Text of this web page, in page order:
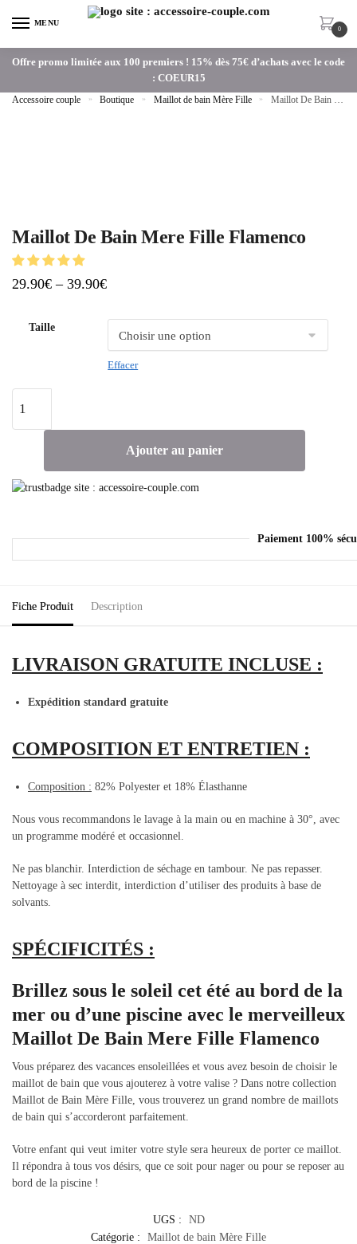
MENU
0
Offre promo limitée aux 100 premiers ! 15% dès 75€ d’achats avec le code
: COEUR15
Accessoire couple » Boutique » Maillot de bain Mère Fille » Maillot De Bain Mere Fille Flamenco
Maillot De Bain Mere Fille Flamenco
29.90€ – 39.90€
Taille
Effacer
Ajouter au panier
Paiement 100%
Fiche Produit Description
LIVRAISON GRATUITE INCLUSE :
Expédition standard gratuite
COMPOSITION ET ENTRETIEN :
Composition : 82% Polyester et 18% Élasthanne
Nous vous recommandons le lavage à la main ou en machine à 30°, avec
un programme modéré et occasionnel.
Ne pas blanchir. Interdiction de séchage en tambour. Ne pas repasser.
Nettoyage à sec interdit, interdiction d’utiliser des produits à base de
solvants.
SPÉCIFICITÉS :
Brillez sous le soleil cet été au bord de la
mer ou d’une piscine avec le merveilleux
Maillot De Bain Mere Fille Flamenco
Vous préparez des vacances ensoleillées et vous avez besoin de choisir le
maillot de bain que vous ajouterez à votre valise ? Dans notre collection
Maillot de Bain Mère Fille, vous trouverez un grand nombre de maillots
de bain qui s’accorderont parfaitement.
Votre enfant qui veut imiter votre style sera heureux de porter ce maillot.
Il répondra à tous vos désirs, que ce soit pour nager ou pour se reposer au
bord de la piscine !
UGS :
ND
Catégorie :
Maillot de bain Mère Fille